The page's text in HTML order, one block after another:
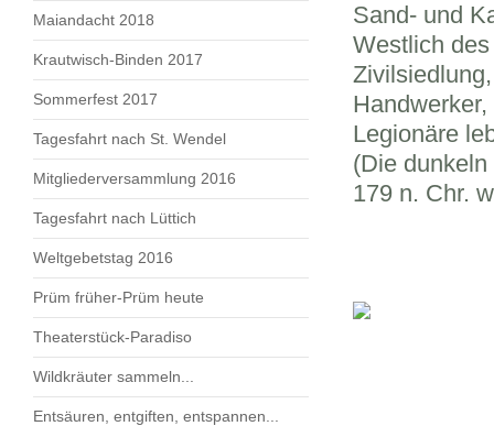
Maiandacht 2018
Krautwisch-Binden 2017
Sommerfest 2017
Tagesfahrt nach St. Wendel
Mitgliederversammlung 2016
Tagesfahrt nach Lüttich
Weltgebetstag 2016
Prüm früher-Prüm heute
Theaterstück-Paradiso
Wildkräuter sammeln...
Entsäuren, entgiften, entspannen...
Sand- und
Westlich
Legionäre
(Die
179 n. Chr.